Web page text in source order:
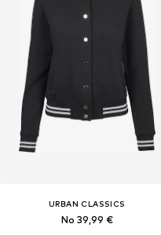
URBAN CLASSICS
No 39,99 €